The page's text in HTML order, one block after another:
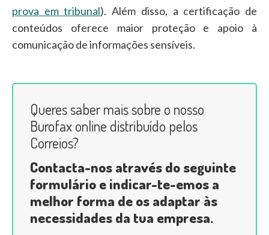
prova em tribunal). Além disso, a certificação de
conteúdos oferece maior proteção e apoio à
comunicação de informações sensíveis.
Queres saber mais sobre o nosso
Burofax online distribuído pelos
Correios?
Contacta-nos através do seguinte
formulário e indicar-te-emos a
melhor forma de os adaptar às
necessidades da tua empresa.